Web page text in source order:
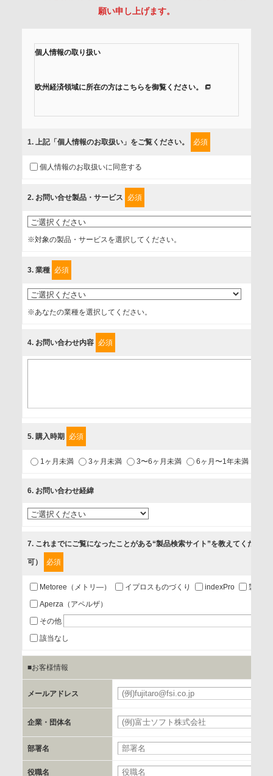
願い申し上げます。
個人情報の取り扱い
欧州経済領域に所在の方はこちらを御覧ください。
組みを行っています。
に取扱い、これらで定める範囲内で、サービスの提供やご案
内等のために利用させていただいております。
情報を提供されるお客様（本人）に対して、情報の収集目
的、管理者、提供の有無、情報提供の任意性や権利について
確認し、当社への情報提供がお客様の懸念にならないよう
上げます。
事業者名
個人情報保護責任者
1.当社が取り扱う商品・サービスに関するご案内
2.当社が開催（主催・共催・協賛）するセミナーなど、各種イ
3.お客様の業務内容、及び興味、関心に応じた情報の提供
4.お客様満足度調査等のアンケートの依頼
第三者提供の有無
あり
a.個人情報の提供・利用目的
当該企業/団体のサービス等のご案内及び当該企業/団体からの
お客様のご氏名、フリガナ、企業・団体名、部署名、役職、
郵便番号、住所、電話番号、FAX番号、メールアドレス
c.第三者への提供の手段または手法
書類の送付又は電子的な方法
1. 上記「個人情報のお取扱い」をご覧ください。 必須
個人情報のお取扱いに同意する
2. お問い合せ製品・サービス 必須
※対象の製品・サービスを選択してください。
3. 業種 必須
※あなたの業種を選択してください。
4. お問い合わせ内容 必須
5. 購入時期 必須
1ヶ月未満 3ヶ月未満 3〜6ヶ月未満 6ヶ月〜1年未満
6. お問い合わせ経緯
7. これまでにご覧になったことがある“製品検索サイト”を教えてください
可） 必須
Metoree（メトリ―） イプロスものづくり indexPro
製品ナ
Aperza（アペルザ）
その他
該当なし
■お客様情報
メールアドレス
企業・団体名
部署名
役職名